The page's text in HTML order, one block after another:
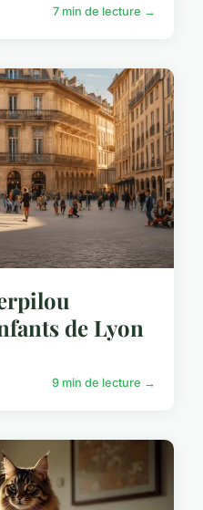
7 min de lecture →
de Lyon
9 min de lecture →